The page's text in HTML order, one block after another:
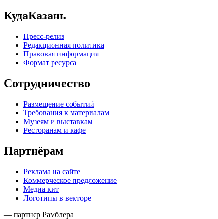
КудаКазань
Пресс-релиз
Редакционная политика
Правовая информация
Формат ресурса
Сотрудничество
Размещение событий
Требования к материалам
Музеям и выставкам
Ресторанам и кафе
Партнёрам
Реклама на сайте
Коммерческое предложение
Медиа кит
Логотипы в векторе
— партнер Рамблера